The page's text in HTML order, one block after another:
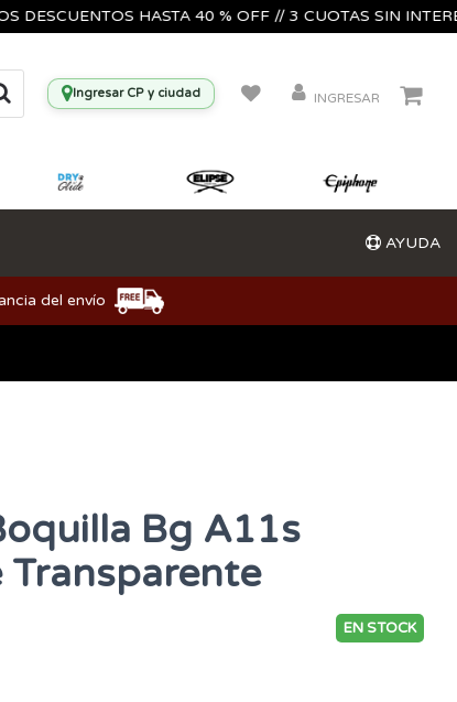
HASTA 40 % OFF // 3 CUOTAS SIN
Ingresar CP y ciudad INGRESAR
AYUDA
del envío
Bg A11s
EN STOCK